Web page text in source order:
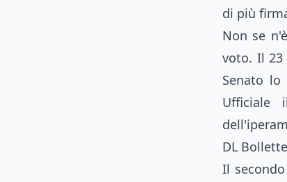
di più
Non se
voto. Il 23
Senato lo
Ufficiale
DL
Il